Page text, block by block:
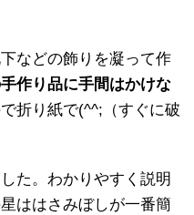
などの飾りを凝って作
作り品に手間はかけな
折り紙で(^^;（すぐに破
た。わかりやすく説明
ははさみぼしが一番簡